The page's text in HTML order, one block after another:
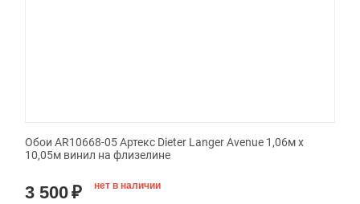
Обои AR10668-05 Артекс Dieter Langer Avenue 1,06м х
10,05м винил на флизелине
3 500₽ нет в наличии